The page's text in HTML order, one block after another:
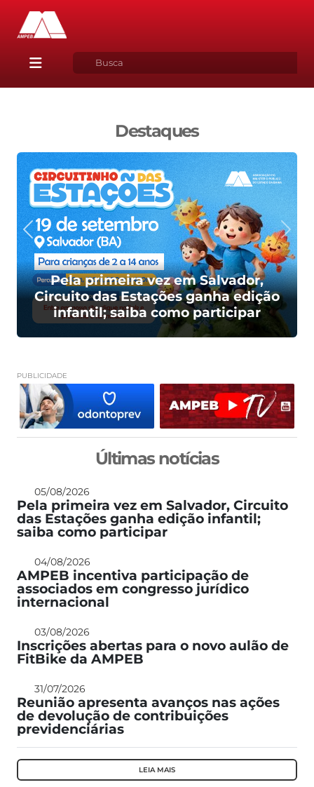
Destaques
Pela primeira vez em Salvador,
Circuito das Estações ganha edição
infantil; saiba como participar
PUBLICIDADE
Últimas notícias
05/08/2026
Pela primeira vez em Salvador, Circuito
das Estações ganha edição infantil;
saiba como participar
04/08/2026
AMPEB incentiva participação de
associados em congresso jurídico
internacional
03/08/2026
Inscrições abertas para o novo aulão de
FitBike da AMPEB
31/07/2026
Reunião apresenta avanços nas ações
de devolução de contribuições
previdenciárias
LEIA MAIS